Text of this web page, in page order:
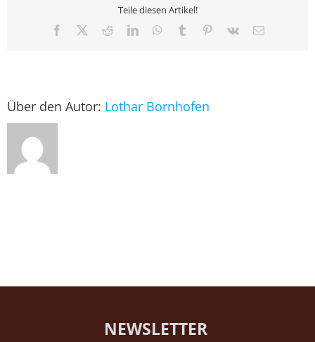
Teile diesen Artikel!
Facebook RedditLinkedInWhatsApp
Tumblr Pinterest
Vk
E-
Über den Autor: Lothar Bornhofen
NEWSLETTER